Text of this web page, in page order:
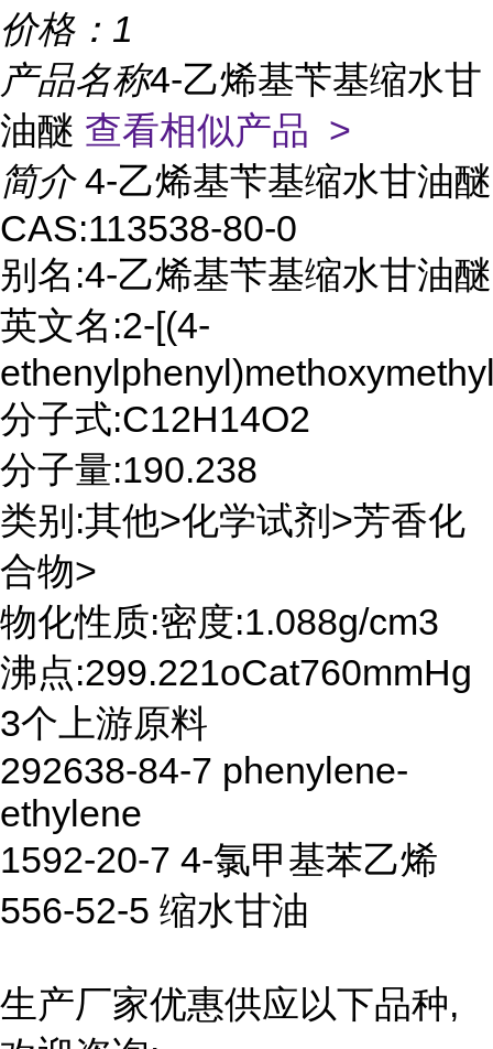
价格： 1
产品名称4-乙烯基苄基缩水甘
油醚 查看相似产品 >
简介 4-乙烯基苄基缩水甘油醚
CAS:113538-80-0
别名:4-乙烯基苄基缩水甘油醚
英文名:2-[(4-
分子式:C12H14O2
分子量:190.238
类别:其他>化学试剂>芳香化
合物>
物化性质:密度:1.088g/cm3
沸点:299.221oCat760mmHg
3个上游原料
292638-84-7 phenylene-
ethylene
1592-20-7 4-氯甲基苯乙烯
556-52-5 缩水甘油
生产厂家优惠供应以下品种,